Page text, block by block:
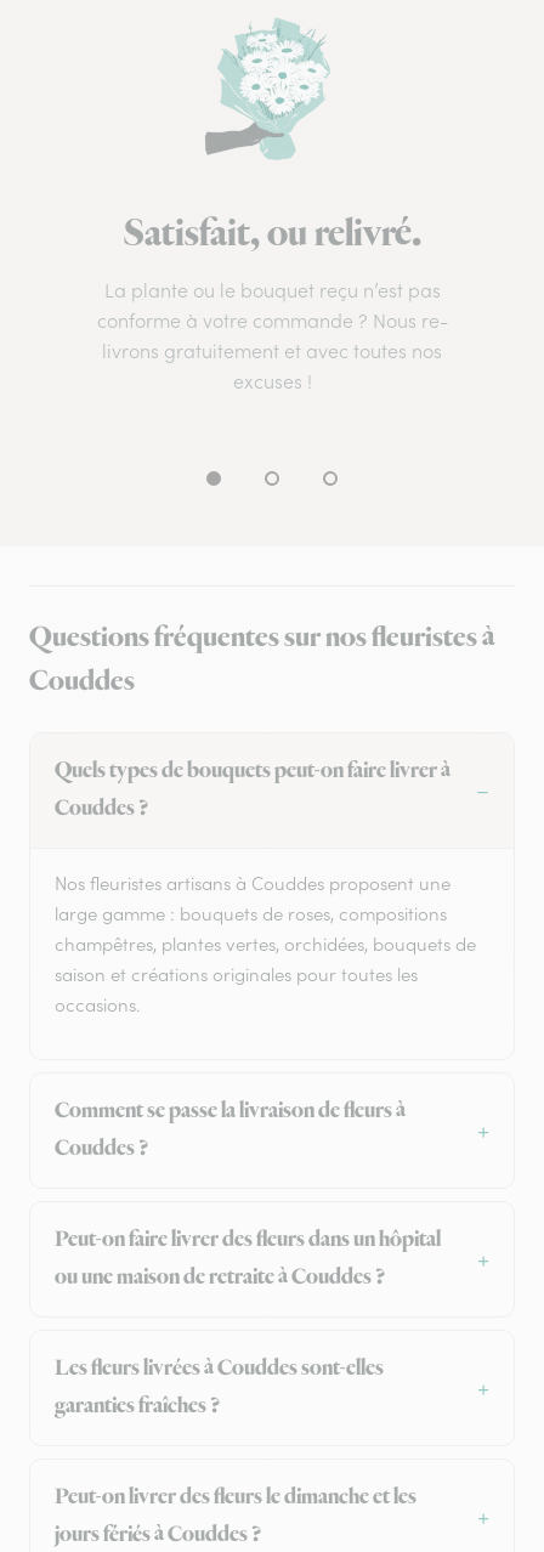
Satisfait, ou relivré.
La plante ou le bouquet reçu n’est pas
conforme à votre commande ? Nous re-
livrons gratuitement et avec toutes nos
excuses !
Questions fréquentes sur nos fleuristes à
Couddes
Quels types de bouquets peut-on faire livrer à
Couddes ?
Nos fleuristes artisans à Couddes proposent une
large gamme : bouquets de roses, compositions
champêtres, plantes vertes, orchidées, bouquets de
saison et créations originales pour toutes les
occasions.
Comment se passe la livraison de fleurs à
Couddes ?
Peut-on faire livrer des fleurs dans un hôpital
ou une maison de retraite à Couddes ?
Les fleurs livrées à Couddes sont-elles
garanties fraîches ?
Peut-on livrer des fleurs le dimanche et les
jours fériés à Couddes ?